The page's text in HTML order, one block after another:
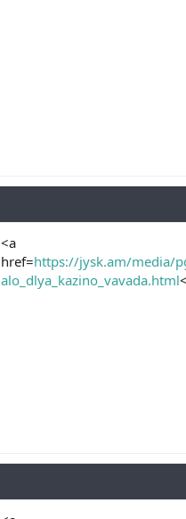
<a
href=https://jysk.am/media/
alo_dlya_kazino_vavada.html